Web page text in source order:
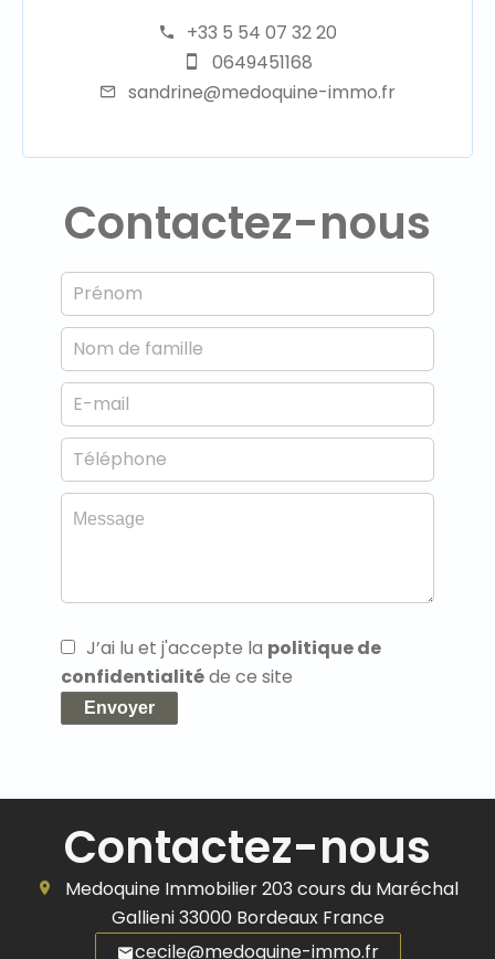
+33 5 54 07 32 20
0649451168
sandrine@medoquine-immo.fr
Contactez-nous
J’ai lu et j'accepte la politique de
confidentialitéde ce site
Envoyer
Contactez-nous
Medoquine Immobilier203 cours du Maréchal
Gallieni33000Bordeaux France
cecile@medoquine-immo.fr